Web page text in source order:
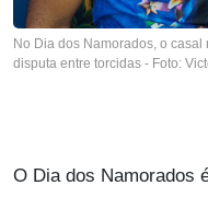
No Dia dos Namorados, o
disputa entre torcidas - Foto:
O Dia dos Namorados